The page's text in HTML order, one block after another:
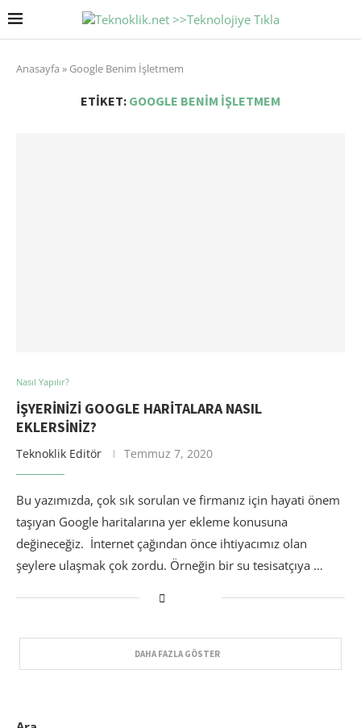
Anasayfa » Google Benim İşletmem
ETIKET: GOOGLE BENIM İŞLETMEM
Nasıl Yapılır?
İŞYERINIZI GOOGLE HARITALARA NASIL
EKLERSINIZ?
Teknoklik Editör Temmuz 7, 2020
Bu yazımızda, çok sık sorulan ve firmanız için hayati önem
taşıyan Google haritalarına yer ekleme konusuna
değineceğiz. İnternet çağından önce ihtiyacımız olan
şeylere ulaşmak çok zordu. Örneğin bir su tesisatçıya …
DAHA FAZLA GÖSTER